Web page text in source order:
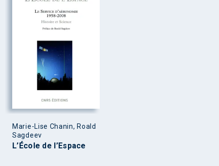
Marie-Lise Chanin, Roald
Sagdeev
L’École de l’Espace